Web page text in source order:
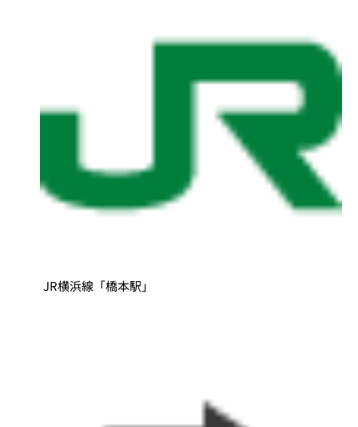
JR横浜線「橋本駅」